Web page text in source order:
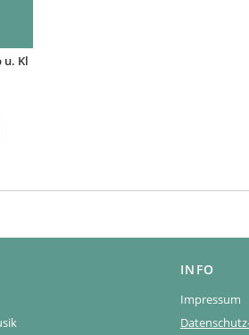
u. Kl
INFO
Impressum